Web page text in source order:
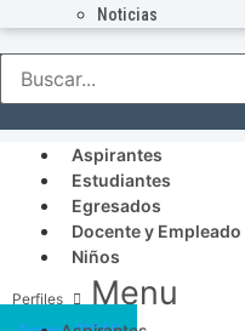
Noticias
Aspirantes
Estudiantes
Egresados
Docente y Empleado
Niños
Menu